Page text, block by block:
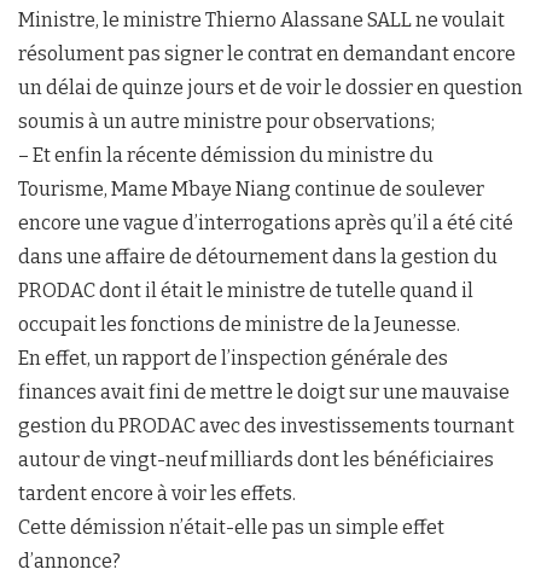
Ministre, le ministre Thierno Alassane SALL ne voulait
résolument pas signer le contrat en demandant encore
un délai de quinze jours et de voir le dossier en question
soumis à un autre ministre pour observations;
– Et enfin la récente démission du ministre du
Tourisme, Mame Mbaye Niang continue de soulever
encore une vague d’interrogations après qu’il a été cité
dans une affaire de détournement dans la gestion du
PRODAC dont il était le ministre de tutelle quand il
occupait les fonctions de ministre de la Jeunesse.
En effet, un rapport de l’inspection générale des
finances avait fini de mettre le doigt sur une mauvaise
gestion du PRODAC avec des investissements tournant
autour de vingt-neuf milliards dont les bénéficiaires
tardent encore à voir les effets.
Cette démission n’était-elle pas un simple effet
d’annonce?